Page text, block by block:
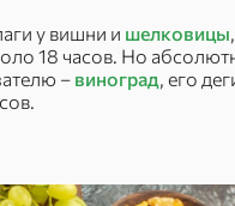
у вишни и шелковицы
18 часов. Но
– виноград, его